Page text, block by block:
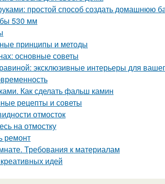
простой способ создать домашнюю
530 мм
принципы и методы
основные советы
эксклюзивные интерьеры для
Как сделать фальш камин
рецепты и советы
отмосток
на отмостку
ремонт
Требования к материалам
идей